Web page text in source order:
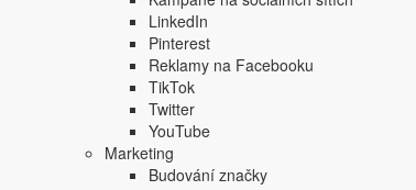
LinkedIn
Pinterest
Reklamy na Facebooku
TikTok
Twitter
YouTube
Marketing
Budování značky